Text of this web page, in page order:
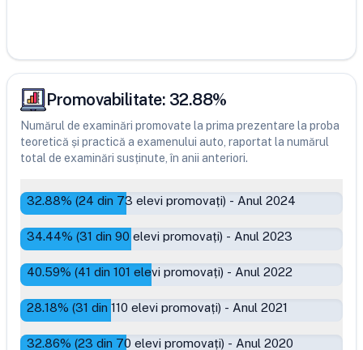
Promovabilitate: 32.88%
Numărul de examinări promovate la prima prezentare la proba
teoretică și practică a examenului auto, raportat la numărul
total de examinări susținute, în anii anteriori.
32.88% (24 din 73 elevi promovați) - Anul 2024
34.44% (31 din 90 elevi promovați) - Anul 2023
40.59% (41 din 101 elevi promovați) - Anul 2022
28.18% (31 din 110 elevi promovați) - Anul 2021
32.86% (23 din 70 elevi promovați) - Anul 2020